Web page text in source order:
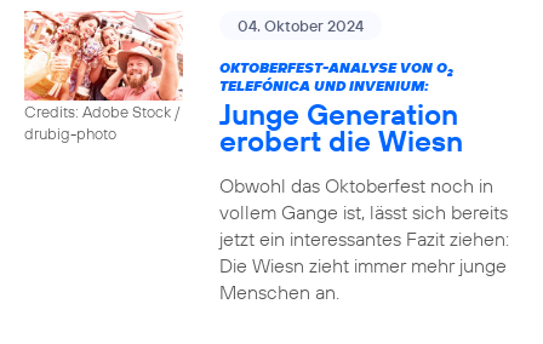
Credits: Adobe Stock /
drubig-photo
04. Oktober 2024
OKTOBERFEST-ANALYSE VON O2
TELEFÓNICA UND INVENIUM:
Junge Generation
erobert die Wiesn
Obwohl das Oktoberfest noch in
vollem Gange ist, lässt sich bereits
jetzt ein interessantes Fazit ziehen:
Die Wiesn zieht immer mehr junge
Menschen an.